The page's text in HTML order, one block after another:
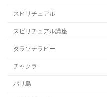
スピリチュアル
スピリチュアル講座
タラソテラピー
チャクラ
バリ島